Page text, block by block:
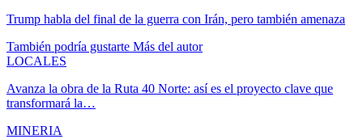
Trump habla del final de la guerra con Irán, pero también amenaza
También podría gustarte Más del autor
LOCALES
Avanza la obra de la Ruta 40 Norte: así es el proyecto clave que
transformará la…
MINERIA